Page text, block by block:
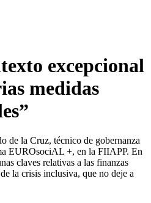
excepcional
medidas
de la Cruz, técnico de gobernanza
EUROsociAL +, en la FIIAPP. En
claves relativas a las finanzas
la crisis inclusiva, que no deje a